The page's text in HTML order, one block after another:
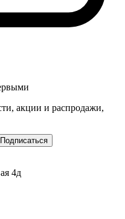
акции и распродажи,
Подписаться
4д